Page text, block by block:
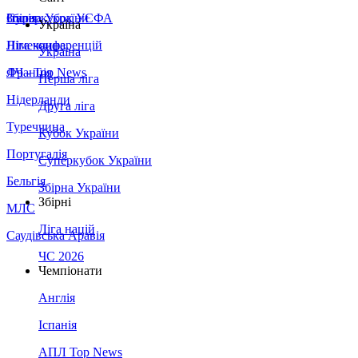
Збірна України
Італія
Німеччина
Франція
Нідерланди
Туреччина
Португалія
Бельгія
МЛС
Саудівська Аравія
Суперкубок УЄФА
Ліга конференцій
ЛЧ - Top News
Україна
Україна
Перша ліга
Друга ліга
Кубок України
Суперкубок України
Збірна України
Збірні
Ліга націй
ЧС 2026
Чемпіонати
Англія
Іспанія
АПЛ Top News